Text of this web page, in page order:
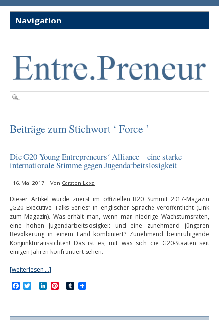
Beiträge zum Stichwort ‘ Force ’
Die G20 Young Entrepreneurs´ Alliance – eine starke
internationale Stimme gegen Jugendarbeitslosigkeit
16. Mai 2017 | Von Carsten Lexa
Dieser Artikel wurde zuerst im offiziellen B20 Summit 2017-Magazin
„G20 Executive Talks Series“ in englischer Sprache veröffentlicht (Link
zum Magazin). Was erhält man, wenn man niedrige Wachstumsraten,
eine hohen Jugendarbeitslosigkeit und eine zunehmend jüngeren
Bevölkerung in einem Land kombiniert? Zunehmend beunruhigende
Konjunkturaussichten! Das ist es, mit was sich die G20-Staaten seit
einigen Jahren konfrontiert sehen.
[weiterlesen …]
Facebook
TwitterLinkedIn
PinterestTumblr